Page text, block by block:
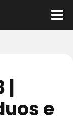
|
e